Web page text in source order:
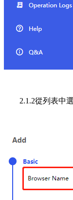
2.1.2從列表中選